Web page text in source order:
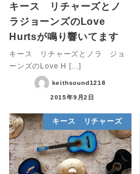
キース リチャーズとノ
ラジョーンズのLove
Hurtsが鳴り響いてます
キース リチャーズとノラ ジョ
ーンズのLove H […]
keithsound1218
2015年9月2日
キース リチャーズ